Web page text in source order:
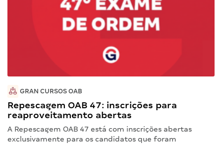
GRAN CURSOS OAB
Repescagem OAB 47: inscrições para
reaproveitamento abertas
A Repescagem OAB 47 está com inscrições abertas
exclusivamente para os candidatos que foram